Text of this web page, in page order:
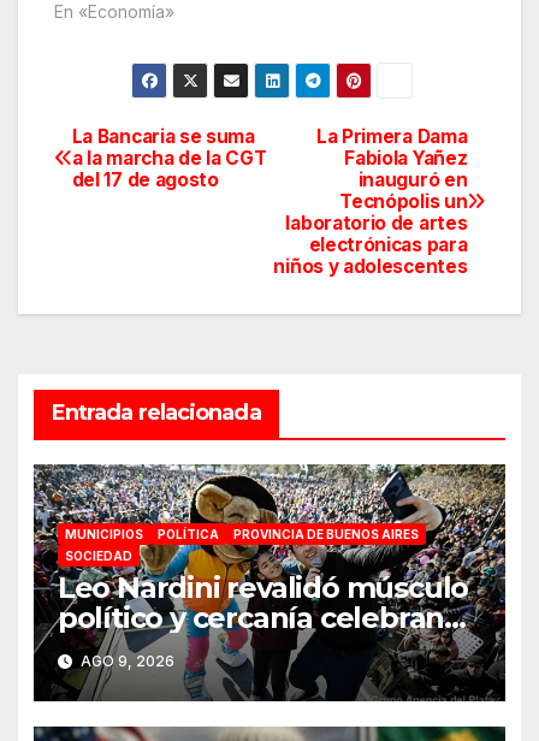
En «Economía»
Navegación
de
La Primera Dama
Fabiola Yañez
inauguró en
Tecnópolis un
laboratorio de artes
electrónicas para
niños y adolescentes
La Bancaria se suma
a la marcha de la CGT
del 17 de agosto
Entrada relacionada
MUNICIPIOS POLÍTICA
PROVINCIA DE BUENOS AIRES
SOCIEDAD
Leo Nardini revalidó músculo
político y cercanía celebrando
junto a más de 150 mil
personas el Día de la Niñez
en Malvinas Argentinas
AGO 9, 2026